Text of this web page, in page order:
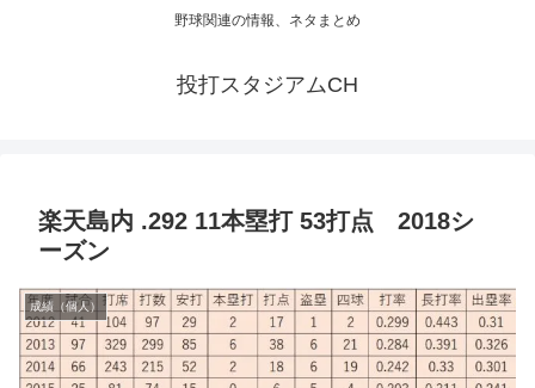
野球関連の情報、ネタまとめ
投打スタジアムCH
楽天島内 .292 11本塁打 53打点 2018シ
ーズン
成績（個人）